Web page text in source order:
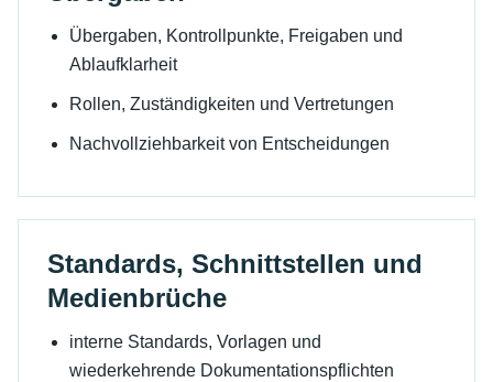
Übergaben, Kontrollpunkte, Freigaben und
Ablaufklarheit
Rollen, Zuständigkeiten und Vertretungen
Nachvollziehbarkeit von Entscheidungen
Standards, Schnittstellen und
Medienbrüche
interne Standards, Vorlagen und
wiederkehrende Dokumentationspflichten